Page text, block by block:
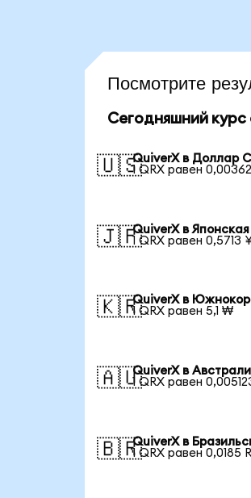
Посмотрите
Сегодняшний
🇺🇸QuiverX в Доллар
1 QRX равен
🇯🇵QuiverX в
1 QRX равен 0,5713
🇰🇷QuiverX в
1 QRX равен 5,1 ₩
🇦🇺QuiverX в
1 QRX равен
🇧🇷QuiverX в
1 QRX равен 0,0185